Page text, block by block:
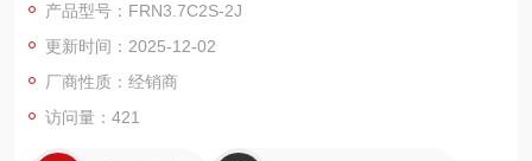
控制，为工业生产中的电机运行安全提供坚实保障。其防过载设
计依托三重智能防护机制：一是内置高精度电流检测模块，可实
时监测电机运行电流，当电流超过额定值
产品型号：FRN3.7C2S-2J
更新时间：2025-12-02
厂商性质：经销商
访问量：421